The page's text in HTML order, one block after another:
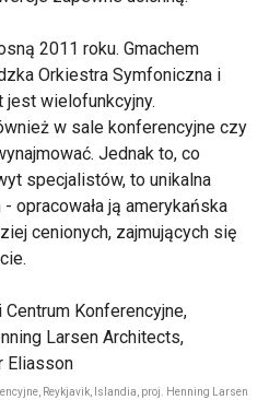
2011 roku. Gmachem
Orkiestra Symfoniczna i
jest wielofunkcyjny.
w sale konferencyjne czy
Jednak to, co
specjalistów, to unikalna
opracowała ją amerykańska
cenionych, zajmujących się
Reykjavik, Islandia, proj. Henning Larsen